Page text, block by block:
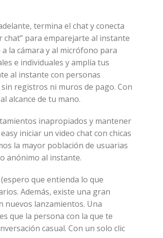
termina el chat y conecta
chat” para emparejarte al instante
la cámara y al micrófono para
e individuales y amplía tus
al instante con personas
registros ni muros de pago. Con
alcance de tu mano.
inapropiados y mantener
iniciar un video chat con chicas
la mayor población de usuarias
anónimo al instante.
que entienda lo que
Además, existe una gran
nuevos lanzamientos. Una
que la persona con la que te
casual. Con un solo clic